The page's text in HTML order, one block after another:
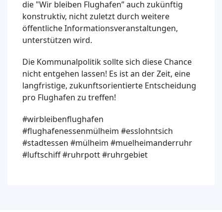
die "Wir bleiben Flughafen” auch zukünftig
konstruktiv, nicht zuletzt durch weitere
öffentliche Informationsveranstaltungen,
unterstützen wird.
Die Kommunalpolitik sollte sich diese Chance
nicht entgehen lassen! Es ist an der Zeit, eine
langfristige, zukunftsorientierte Entscheidung
pro Flughafen zu treffen!
#wirbleibenflughafen
#flughafenessenmülheim #esslohntsich
#stadtessen #mülheim #muelheimanderruhr
#luftschiff #ruhrpott #ruhrgebiet